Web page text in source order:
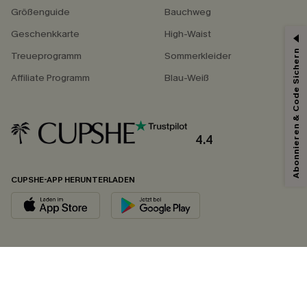
Größenguide
Geschenkkarte
Treueprogramm
Affiliate Programm
Bauchweg
High-Waist
Sommerkleider
Blau-Weiß
4.4
CUPSHE-APP HERUNTERLADEN
Abonnieren & Code Sichern